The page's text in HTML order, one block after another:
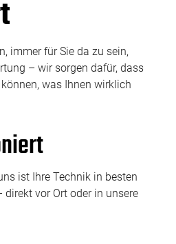
immer für Sie da zu sein,
– wir sorgen dafür, dass
was Ihnen wirklich
ist Ihre Technik in besten
vor Ort oder in unsere